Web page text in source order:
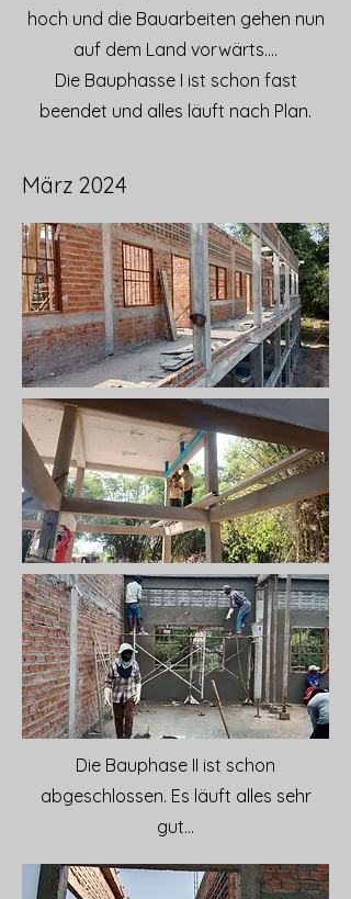
hoch und die Bauarbeiten gehen nun
auf dem Land vorwärts....
Die Bauphasse I ist schon fast
beendet und alles läuft nach Plan.
März 2024
Die Bauphase II ist schon
abgeschlossen. Es läuft alles sehr
gut...